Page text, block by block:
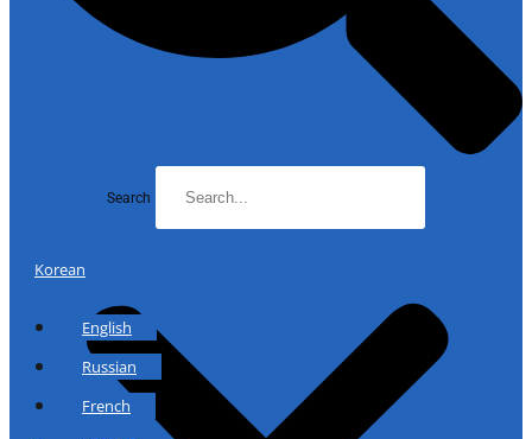
Search
Korean
English
Russian
French